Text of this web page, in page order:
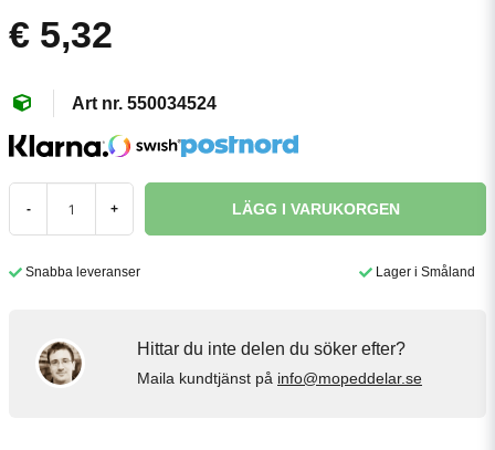
€ 5,32
550034524
- + LÄGG I VARUKORGEN
Snabba leveranser Lager i Småland
Hittar du inte delen du söker efter?
Maila kundtjänst på info@mopeddelar.se